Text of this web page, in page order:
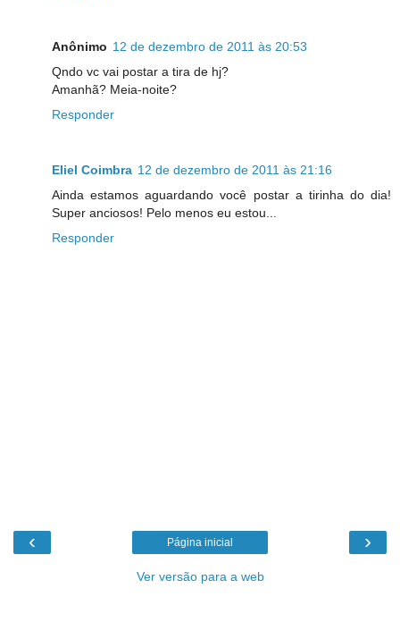
Anônimo 12 de dezembro de 2011 às 20:53
Qndo vc vai postar a tira de hj?
Amanhã? Meia-noite?
Responder
Eliel Coimbra 12 de dezembro de 2011 às 21:16
Ainda estamos aguardando você postar a tirinha do dia!
Super anciosos! Pelo menos eu estou...
Responder
‹ ›
Página inicial
Ver versão para a web